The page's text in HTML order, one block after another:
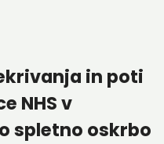
in poti
NHS v
spletno oskrbo